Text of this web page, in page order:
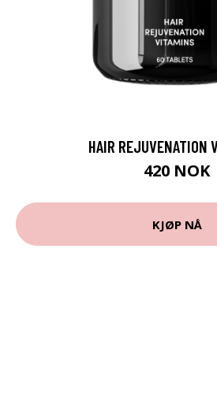
HAIR REJUVENATION
420 NOK
KJØP NÅ